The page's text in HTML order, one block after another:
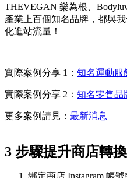
THEVEGAN 樂為根、
產業上百個知名品牌，都與
化進站流量！
實際案例分享 1： 知名運動
實際案例分享 2： 知名零售品
更多案例請見： 最新消息
3 步驟提升商店轉
綁定商店 Instagram 帳